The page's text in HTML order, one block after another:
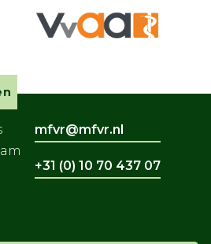
mfvr@mfvr.nl
+31 (0) 10 70 437 07